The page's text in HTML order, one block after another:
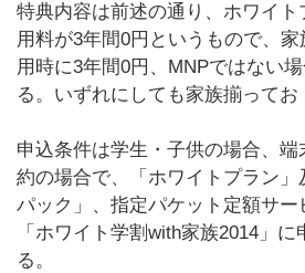
特典内容は前述の通り、ホワイト
用料が3年間0円というもので、家
用時に3年間0円、MNPではない
る。いずれにしても家族揃ってお
申込条件は学生・子供の場合、
約の場合で、「ホワイトプラン」
パック」、指定パケット定額サ
「ホワイト学割with家族2014」
る。